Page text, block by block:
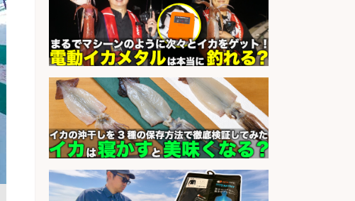
ース市場上場
会社名 株式会社フーディソン
sponsored by 求人ボックス
釣り具/評価・テスト・実験/釣り具
部品・工業用部品メーカー/Excel
会社名 株式会社スタッフサービス
sponsored by 求人ボックス
釣り具などの出荷作業～～/工場/製